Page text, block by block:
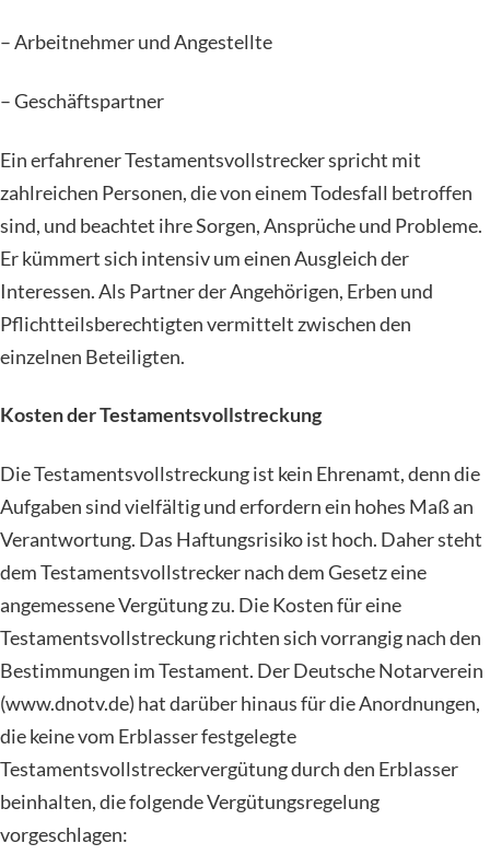
– Arbeitnehmer und Angestellte
– Geschäftspartner
Ein erfahrener Testamentsvollstrecker spricht mit
zahlreichen Personen, die von einem Todesfall betroffen
sind, und beachtet ihre Sorgen, Ansprüche und Probleme.
Er kümmert sich intensiv um einen Ausgleich der
Interessen. Als Partner der Angehörigen, Erben und
Pflichtteilsberechtigten vermittelt zwischen den
einzelnen Beteiligten.
Kosten der Testamentsvollstreckung
Die Testamentsvollstreckung ist kein Ehrenamt, denn die
Aufgaben sind vielfältig und erfordern ein hohes Maß an
Verantwortung. Das Haftungsrisiko ist hoch. Daher steht
dem Testamentsvollstrecker nach dem Gesetz eine
angemessene Vergütung zu. Die Kosten für eine
Testamentsvollstreckung richten sich vorrangig nach den
Bestimmungen im Testament. Der Deutsche Notarverein
(www.dnotv.de) hat darüber hinaus für die Anordnungen,
die keine vom Erblasser festgelegte
Testamentsvollstreckervergütung durch den Erblasser
beinhalten, die folgende Vergütungsregelung
vorgeschlagen: